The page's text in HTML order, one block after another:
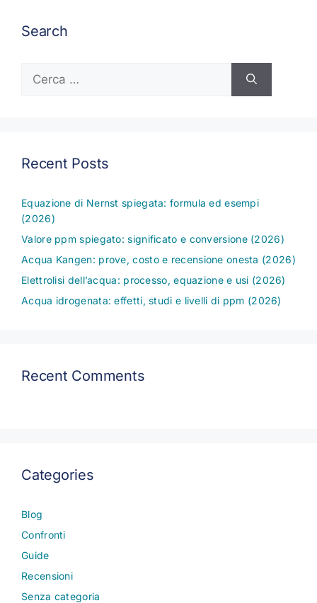
Search
per:
Recent Posts
Equazione di Nernst spiegata: formula ed esempi
(2026)
Valore ppm spiegato: significato e conversione (2026)
Acqua Kangen: prove, costo e recensione onesta (2026)
Elettrolisi dell’acqua: processo, equazione e usi (2026)
Acqua idrogenata: effetti, studi e livelli di ppm (2026)
Recent Comments
Categories
Blog
Confronti
Guide
Recensioni
Senza categoria